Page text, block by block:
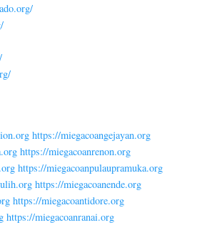
https://miegacoangejayan.org
https://miegacoanrenon.org
https://miegacoanpulaupramuka.org
https://miegacoanende.org
https://miegacoantidore.org
https://miegacoanranai.org